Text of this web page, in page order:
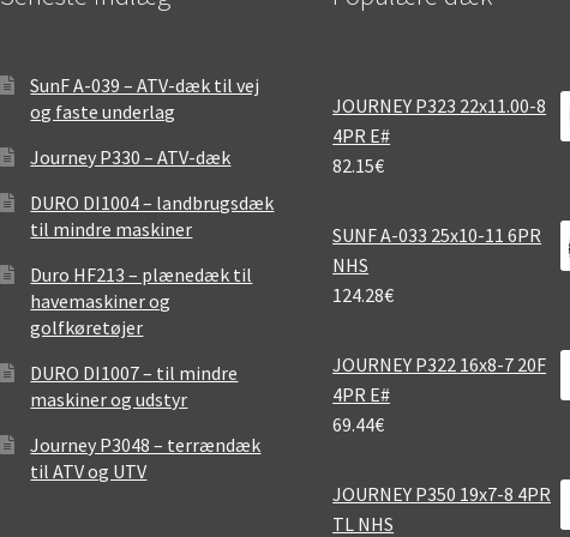
SunF A-039 – ATV-dæk til vej
og faste underlag
Journey P330 – ATV-dæk
DURO DI1004 – landbrugsdæk
til mindre maskiner
Duro HF213 – plænedæk til
havemaskiner og
golfkøretøjer
DURO DI1007 – til mindre
maskiner og udstyr
Journey P3048 – terrændæk
til ATV og UTV
JOURNEY P323 22x11.00-8
4PR E#
82.15€
SUNF A-033 25x10-11 6PR
NHS
124.28€
JOURNEY P322 16x8-7 20F
4PR E#
69.44€
JOURNEY P350 19x7-8 4PR
TL NHS